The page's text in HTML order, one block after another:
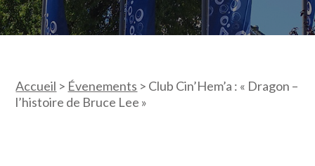
Accueil > Évenements > Club Cin’Hem’a : « Dragon –
l’histoire de Bruce Lee »